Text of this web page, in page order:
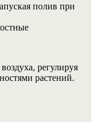
полив при
регулируя
растений.